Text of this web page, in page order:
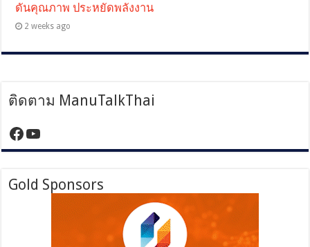
ดันคุณภาพ ประหยัดพลังงาน
2 weeks ago
ติดตาม ManuTalkThai
https://www.facebook.com/
YouTube
Gold Sponsors